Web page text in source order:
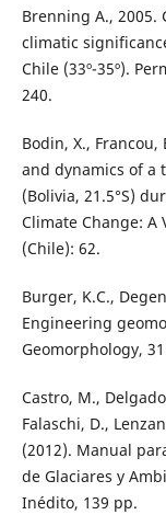
Brenning A., 2005.
climatic
Chile (33º-35º).
240.
Bodin, X., Francou,
and dynamics of a
(Bolivia, 21.5°S)
Climate Change: A
(Chile): 62.
Burger, K.C.,
Engineering
Geomorphology,
Castro, M.,
Falaschi, D.,
(2012). Manual
de Glaciares y
Inédito, 139 pp.